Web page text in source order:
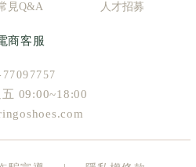
見Q&A
人才招募
商客服
09:00~18:00